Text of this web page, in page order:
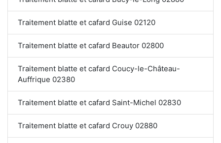
Traitement blatte et cafard Guise 02120
Traitement blatte et cafard Beautor 02800
Traitement blatte et cafard Coucy-le-Château-
Auffrique 02380
Traitement blatte et cafard Saint-Michel 02830
Traitement blatte et cafard Crouy 02880